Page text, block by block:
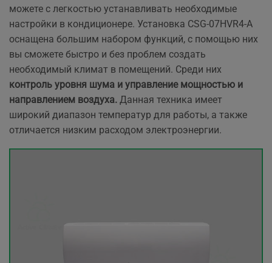
можете с легкостью устанавливать необходимые
настройки в кондиционере. Установка CSG-07HVR4-A
оснащена большим набором функций, с помощью них
вы сможете быстро и без проблем создать
необходимый климат в помещений. Среди них
контроль уровня шума и управление мощностью и
направлением воздуха. Данная техника имеет
широкий диапазон температур для работы, а также
отличается низким расходом электроэнергии.